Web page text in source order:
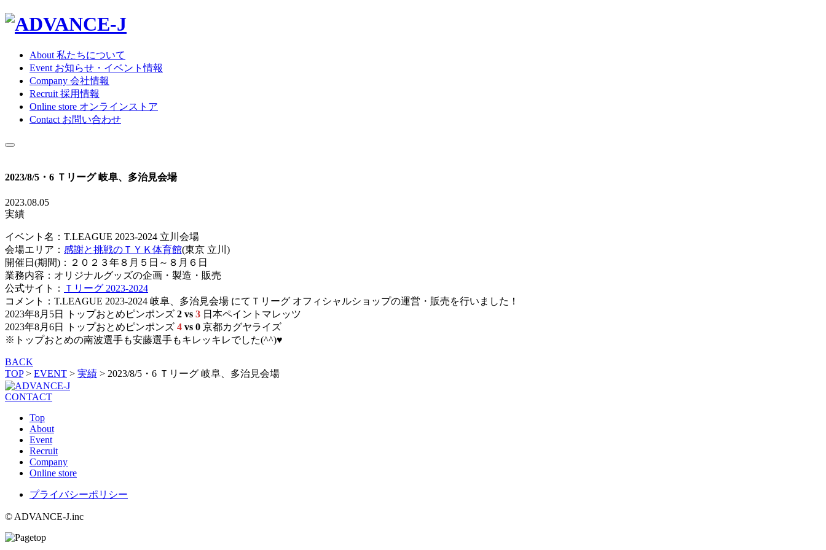
About 私たちについて
Event お知らせ・イベント情報
Company 会社情報
Recruit 採用情報
Online store オンラインストア
Contact お問い合わせ
2023/8/5・6 Ｔリーグ 岐阜、多治見会場
2023.08.05
実績
イベント名：T.LEAGUE 2023-2024 立川会場
会場エリア： 感謝と挑戦のＴＹＫ体育館(東京 立川)
開催日(期間)：２０２３年８月５日～８月６日
業務内容：オリジナルグッズの企画・製造・販売
公式サイト：
Ｔリーグ 2023-2024
コメント：T.LEAGUE 2023-2024 岐阜、多治見会場 にてＴリーグ オフィシャルショップの運営・販売を行いました！
2023年8月5日 トップおとめピンポンズ 2 vs 3 日本ペイントマレッツ
2023年8月6日 トップおとめピンポンズ 4 vs 0 京都カグヤライズ
※トップおとめの南波選手も安藤選手もキレッキレでした(^^)♥
BACK
TOP> EVENT > 実績 > 2023/8/5・6 Ｔリーグ 岐阜、多治見会場
CONTACT
Top
About
Event
Recruit
Company
Online store
プライバシーポリシー
© ADVANCE-J.inc